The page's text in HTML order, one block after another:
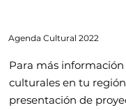
Agenda Cultural 2022
Para más información
culturales en tu
presentación de